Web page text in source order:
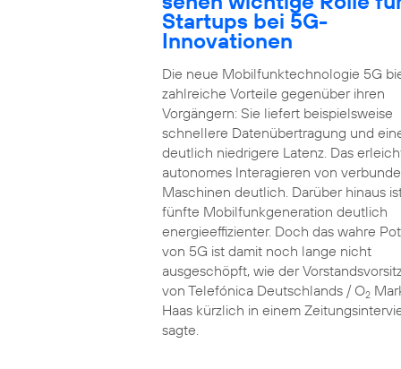
Startups bei 5G-
Innovationen
Die neue Mobilfunktechnologie 5G
zahlreiche Vorteile gegenüber ihren
Vorgängern: Sie liefert beispielsweise
schnellere Datenübertragung und
deutlich niedrigere Latenz. Das
autonomes Interagieren von
Maschinen deutlich. Darüber hinaus
fünfte Mobilfunkgeneration deutlich
energieeffizienter. Doch das wahre
von 5G ist damit noch lange nicht
ausgeschöpft, wie der
von Telefónica Deutschlands / O2
Haas kürzlich in einem
sagte.